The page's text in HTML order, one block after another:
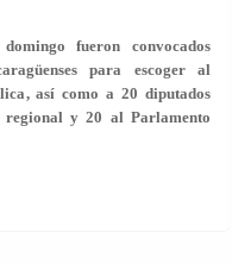
fueron convocados
para escoger al
así como a 20 diputados
regional y 20 al Parlamento